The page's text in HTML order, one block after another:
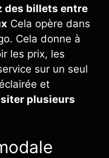
des billets entre
Cela opère dans
Cela donne à
les prix, les
sur un seul
et
plusieurs